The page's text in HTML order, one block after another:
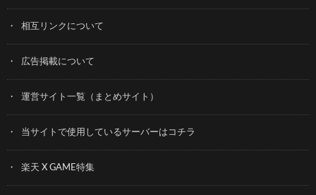
相互リンクについて
広告掲載について
運営サイト一覧（まとめサイト）
当サイトで使用しているサーバーはコチラ
楽天 X GAME特集